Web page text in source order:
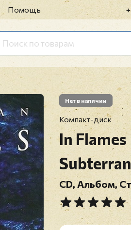
Помощь
Нет в наличии
Компакт-диск
In Flames
CD, Альбом,